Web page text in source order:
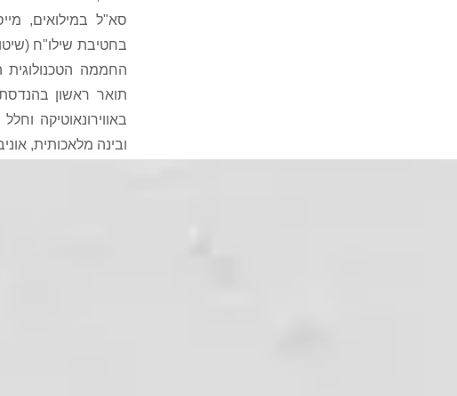
סא"ל במילואים,
בחטיבת שילו"ח
החממה
תואר ראשון
באווירונאוטיקה
ובינה מלאכותית,